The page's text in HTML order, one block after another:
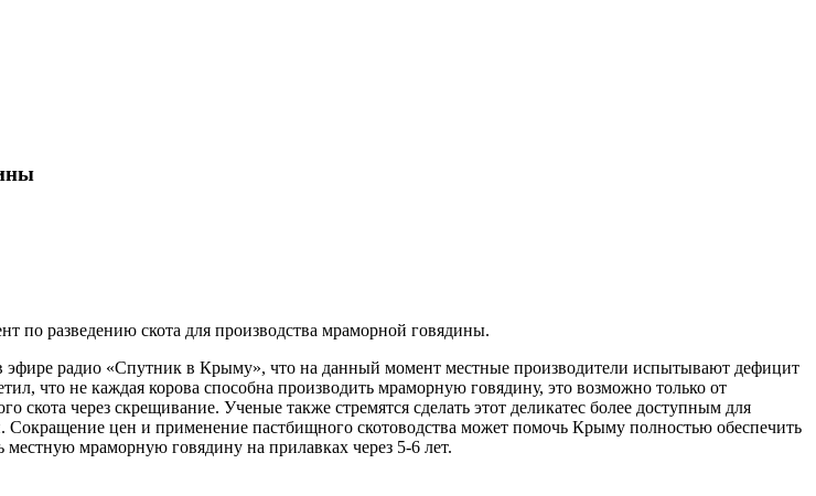
по разведению скота для производства мраморной говядины.
эфире радио «Спутник в Крыму», что на данный момент местные производители испытывают дефицит
что не каждая корова способна производить мраморную говядину, это возможно только от
через скрещивание. Ученые также стремятся сделать этот деликатес более доступным для
цен и применение пастбищного скотоводства может помочь Крыму полностью обеспечить
мраморную говядину на прилавках через 5-6 лет.